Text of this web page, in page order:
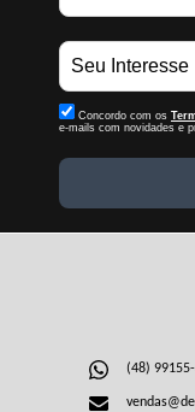
Concordo com os
e-mails com novidades e
(48)